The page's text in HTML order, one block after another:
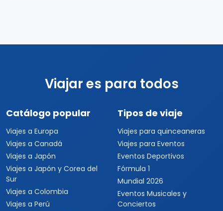
Viajar es para todos
Catálogo popular
Viajes a Europa
Viajes a Canadá
Viajes a Japón
Viajes a Japón y Corea del
Sur
Viajes a Colombia
Viajes a Perú
Tipos de viaje
Viajes para quinceaneras
Viajes para Eventos
Eventos Deportivos
Fórmula 1
Mundial 2026
Eventos Musicales y
Conciertos